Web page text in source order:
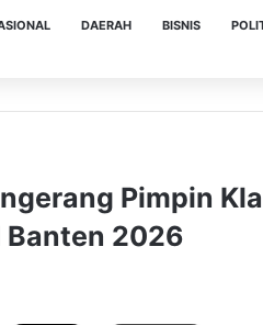
DAERAH BISNIS
Pimpin
Banten 2026